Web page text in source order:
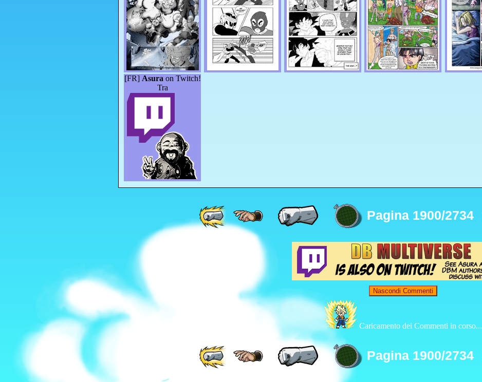
[FR] Asura on Twitch!
Tra
Pagina 1900/2734
Nascondi Commenti
Caricamento dei Commenti in corso...
Pagina 1900/2734